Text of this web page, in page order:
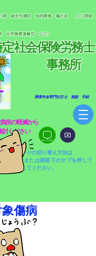
病 統合失調症 知的障害 脳出血人工関節
化学物質過敏症 など）
社会保険労務士
事務所
​ 障害年金専門社労士 相談 手続
担の軽減から​
討ください
方、ページの切り替え方法は
水色）、または画面下のタブを押して
タップしてください。​
傷病